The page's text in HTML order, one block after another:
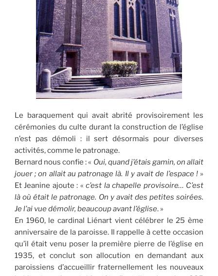
Le baraquement qui avait abrité provisoirement les
cérémonies du culte durant la construction de l’église
n’est pas démoli : il sert désormais pour diverses
activités, comme le patronage.
Bernard nous confie :« Oui, quand j’étais gamin, on allait
jouer ; on allait au patronage là. Il y avait de l’espace ! »
Et Jeanine ajoute : «c’est la chapelle provisoire… C’est
là où était le patronage. On y avait des petites soirées.
Je l’ai vue démolir, beaucoup avant l’église. »
En 1960, le cardinal Liénart vient célébrer le 25 ème
anniversaire de la paroisse. Il rappelle à cette occasion
qu’il était venu poser la première pierre de l’église en
1935, et conclut son allocution en demandant aux
paroissiens d’accueillir fraternellement les nouveaux